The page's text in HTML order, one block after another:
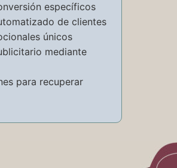
específicos
de clientes
únicos
mediante
para recuperar